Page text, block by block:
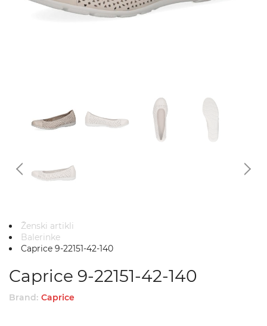
Ženski artikli
Balerinke
Caprice 9-22151-42-140
Caprice 9-22151-42-140
Brand: Caprice